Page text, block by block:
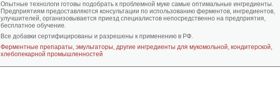
Опытные технологи готовы подобрать к проблемной муке самые оптимальные ингредиенты.
Предприятиям предоставляются консультации по использованию ферментов, ингредиентов,
улучшителей, организовывается приезд специалистов непосредственно на предприятия,
бесплатное обучение.
Все добавки сертифицированы и разрешены к применению в РФ.
Ферментные препараты, эмульгаторы, другие ингредиенты для мукомольной, кондитерской,
хлебопекарной промышленностей